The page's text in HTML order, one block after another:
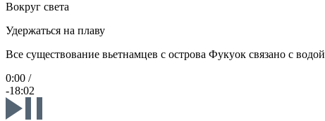
Вокруг света
Удержаться на плаву
Все существование вьетнамцев с острова Фукуок связано с водой
0:00 /
-18:02